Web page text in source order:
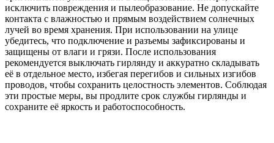
исключить повреждения и пылеобразование. Не допускайте
контакта с влажностью и прямым воздействием солнечных
лучей во время хранения. При использовании на улице
убедитесь, что подключение и разъемы зафиксированы и
защищены от влаги и грязи. После использования
рекомендуется выключать гирлянду и аккуратно складывать
её в отдельное место, избегая перегибов и сильных изгибов
проводов, чтобы сохранить целостность элементов. Соблюдая
эти простые меры, вы продлите срок службы гирлянды и
сохраните её яркость и работоспособность.